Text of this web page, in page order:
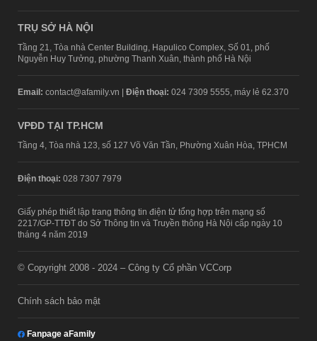
TRỤ SỞ HÀ NỘI
Tầng 21, Tòa nhà Center Building, Hapulico Complex, Số 01, phố
Nguyễn Huy Tưởng, phường Thanh Xuân, thành phố Hà Nội
Email: contact@afamily.vn | Điện thoại: 024 7309 5555, máy lẻ 62.370
VPĐD TẠI TP.HCM
Tầng 4, Tòa nhà 123, số 127 Võ Văn Tần, Phường Xuân Hòa, TPHCM
Điện thoại: 028 7307 7979
Giấy phép thiết lập trang thông tin điện tử tổng hợp trên mạng số
2217/GP-TTĐT do Sở Thông tin và Truyền thông Hà Nội cấp ngày 10
tháng 4 năm 2019
© Copyright 2008 - 2024 – Công ty Cổ phần VCCorp
Chính sách bảo mật
Fanpage aFamily